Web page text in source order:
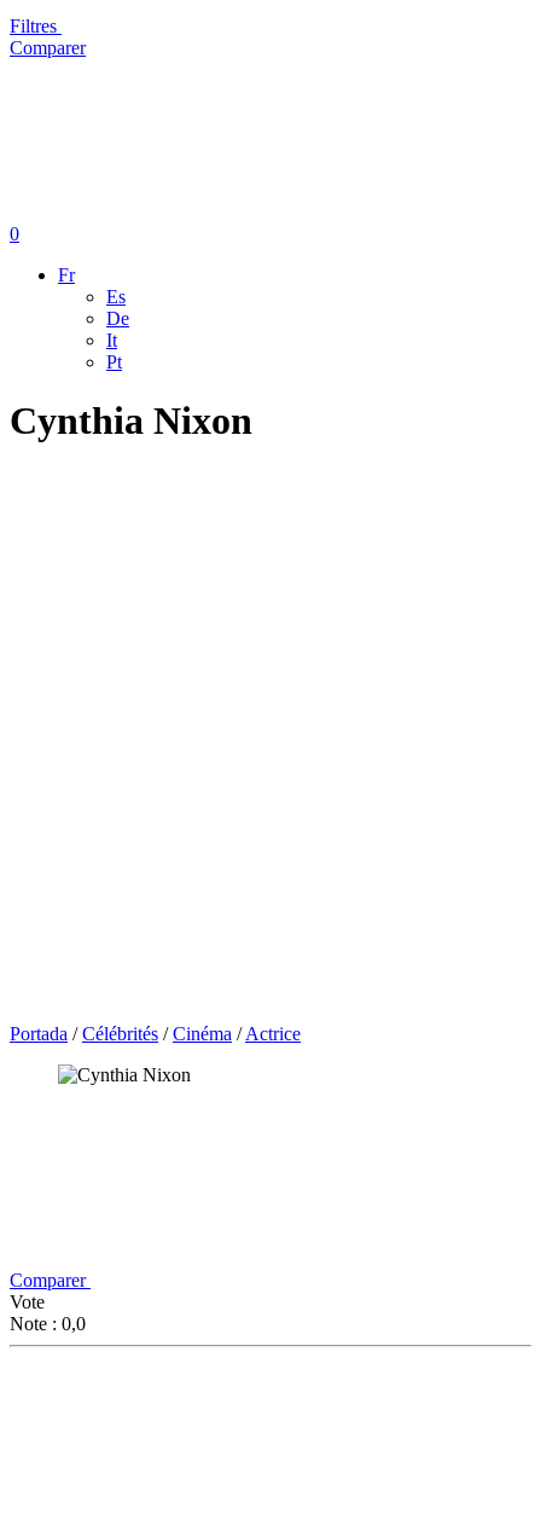
Filtres
Comparer
0
Fr
Es
De
It
Pt
Cynthia Nixon
Portada /Célébrités /Cinéma /Actrice
Comparer
Vote
Note : 0,0